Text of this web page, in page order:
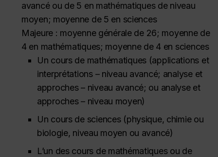
avancé ou de 5 en mathématiques de niveau
moyen; moyenne de 5 en sciences
Majeure : moyenne générale de 26; moyenne de
4 en mathématiques; moyenne de 4 en sciences
Un cours de mathématiques (applications et
interprétations – niveau avancé; analyse et
approches – niveau avancé; ou analyse et
approches – niveau moyen)
Un cours de sciences (physique, chimie ou
biologie, niveau moyen ou avancé)
L’un des cours de mathématiques ou de